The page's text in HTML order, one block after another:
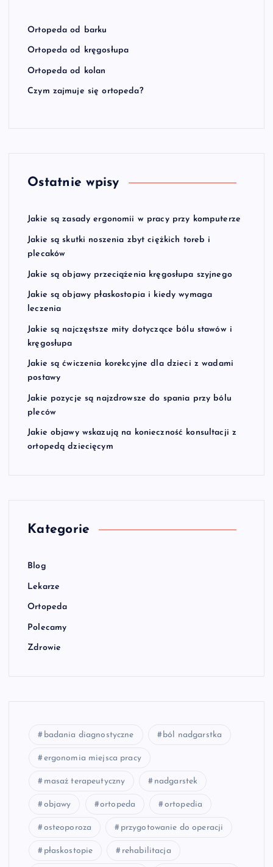
Ortopeda od barku
Ortopeda od kręgosłupa
Ortopeda od kolan
Czym zajmuje się ortopeda?
Ostatnie wpisy
Jakie są zasady ergonomii w pracy przy komputerze
Jakie są skutki noszenia zbyt ciężkich toreb i
plecaków
Jakie są objawy przeciążenia kręgosłupa szyjnego
Jakie są objawy płaskostopia i kiedy wymaga
leczenia
Jakie są najczęstsze mity dotyczące bólu stawów i
kręgosłupa
Jakie są ćwiczenia korekcyjne dla dzieci z wadami
postawy
Jakie pozycje są najzdrowsze do spania przy bólu
pleców
Jakie objawy wskazują na konieczność konsultacji z
ortopedą dziecięcym
Kategorie
Blog
Lekarze
Ortopeda
Polecamy
Zdrowie
badania diagnostyczne ból nadgarstka
ergonomia miejsca pracy
masaż terapeutyczny nadgarstek
objawy ortopeda ortopedia
osteoporoza przygotowanie do operacji
płaskostopie rehabilitacja